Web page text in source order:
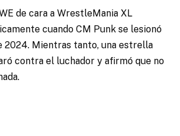
de cara a WrestleMania XL
cuando CM Punk se lesionó
2024. Mientras tanto, una estrella
contra el luchador y afirmó que no